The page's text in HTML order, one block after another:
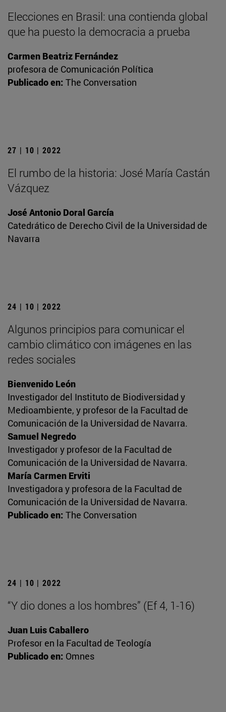
Elecciones en Brasil: una contienda global
que ha puesto la democracia a prueba
Carmen Beatriz Fernández
profesora de Comunicación Política
Publicado en: The Conversation
27 | 10 | 2022
El rumbo de la historia: José María Castán
Vázquez
José Antonio Doral García
Catedrático de Derecho Civil de la Universidad de
Navarra
24 | 10 | 2022
Algunos principios para comunicar el
cambio climático con imágenes en las
redes sociales
Bienvenido León
Investigador del Instituto de Biodiversidad y
Medioambiente, y profesor de la Facultad de
Comunicación de la Universidad de Navarra.
Samuel Negredo
Investigador y profesor de la Facultad de
Comunicación de la Universidad de Navarra.
María Carmen Erviti
Investigadora y profesora de la Facultad de
Comunicación de la Universidad de Navarra.
Publicado en: The Conversation
24 | 10 | 2022
“Y dio dones a los hombres” (Ef 4, 1-16)
Juan Luis Caballero
Profesor en la Facultad de Teología
Publicado en: Omnes